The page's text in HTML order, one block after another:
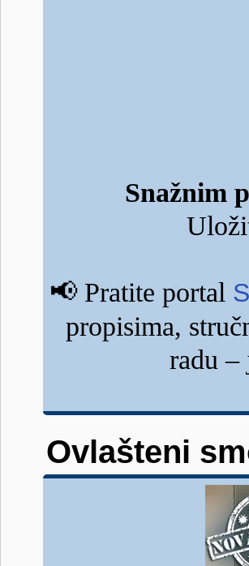
Snažnim
📢Pratite portal
propisima,
radu
Ovlašteni